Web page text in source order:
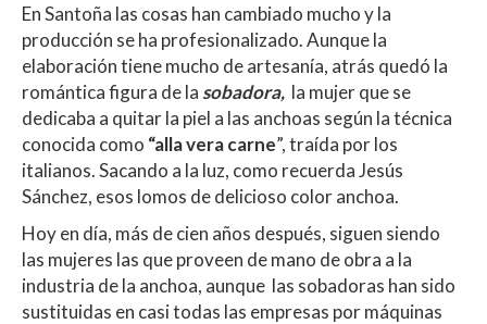
En Santoña las cosas han cambiado mucho y la
producción se ha profesionalizado. Aunque la
elaboración tiene mucho de artesanía, atrás quedó la
romántica figura de la sobadora, la mujer que se
dedicaba a quitar la piel a las anchoas según la técnica
conocida como “alla veracarne”, traída por los
italianos. Sacando a la luz, como recuerda Jesús
Sánchez, esos lomos de delicioso color anchoa.
Hoy en día, más de cien años después, siguen siendo
las mujeres las que proveen de mano de obra a la
industria de la anchoa, aunque las sobadoras han sido
sustituidas en casi todas las empresas por máquinas